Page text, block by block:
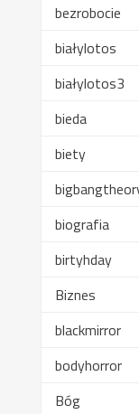
bezrobocie
białylotos
białylotos3
bieda
biety
biografia
birtyhday
Biznes
blackmirror
bodyhorror
Bóg